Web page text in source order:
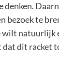
denken.
bezoek te
wilt natuurlijk
dit racket